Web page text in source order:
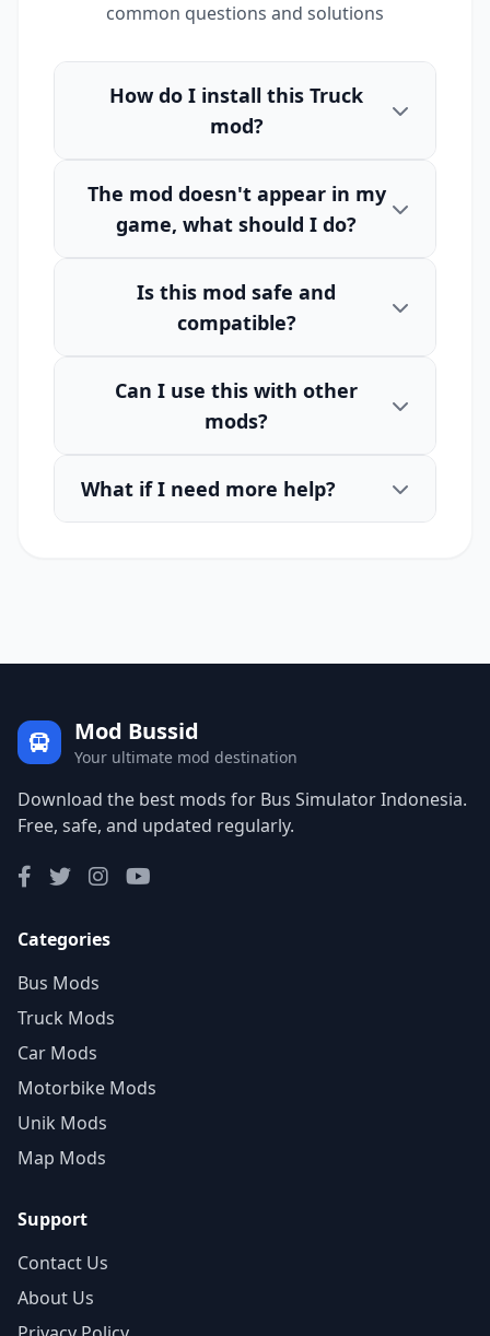
common questions and solutions
How do I install this Truck
mod?
The mod doesn't appear in my
game, what should I do?
Is this mod safe and
compatible?
Can I use this with other
mods?
What if I need more help?
Mod Bussid
Your ultimate mod destination
Download the best mods for Bus Simulator Indonesia.
Free, safe, and updated regularly.
Categories
Bus Mods
Truck Mods
Car Mods
Motorbike Mods
Unik Mods
Map Mods
Support
Contact Us
About Us